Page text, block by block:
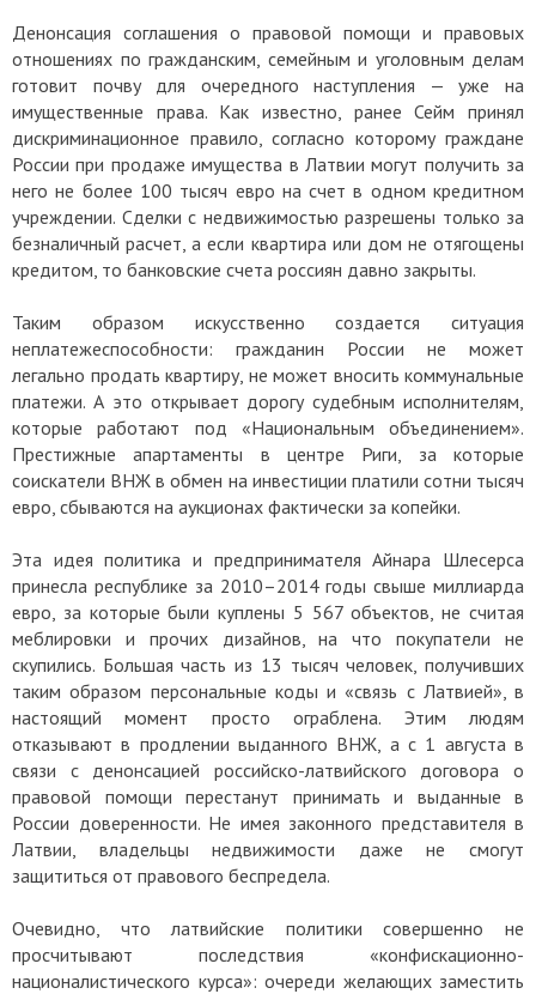
Денонсация соглашения о правовой помощи и правовых
отношениях по гражданским, семейным и уголовным делам
готовит почву для очередного наступления — уже на
имущественные права. Как известно, ранее Сейм принял
дискриминационное правило, согласно которому граждане
России при продаже имущества в Латвии могут получить за
него не более 100 тысяч евро на счет в одном кредитном
учреждении. Сделки с недвижимостью разрешены только за
безналичный расчет, а если квартира или дом не отягощены
кредитом, то банковские счета россиян давно закрыты.
Таким образом искусственно создается ситуация
неплатежеспособности: гражданин России не может
легально продать квартиру, не может вносить коммунальные
платежи. А это открывает дорогу судебным исполнителям,
которые работают под «Национальным объединением».
Престижные апартаменты в центре Риги, за которые
соискатели ВНЖ в обмен на инвестиции платили сотни тысяч
евро, сбываются на аукционах фактически за копейки.
Эта идея политика и предпринимателя Айнара Шлесерса
принесла республике за 2010–2014 годы свыше миллиарда
евро, за которые были куплены 5 567 объектов, не считая
меблировки и прочих дизайнов, на что покупатели не
скупились. Большая часть из 13 тысяч человек, получивших
таким образом персональные коды и «связь с Латвией», в
настоящий момент просто ограблена. Этим людям
отказывают в продлении выданного ВНЖ, а с 1 августа в
связи с денонсацией российско-латвийского договора о
правовой помощи перестанут принимать и выданные в
России доверенности. Не имея законного представителя в
Латвии, владельцы недвижимости даже не смогут
защититься от правового беспредела.
Очевидно, что латвийские политики совершенно не
просчитывают последствия «конфискационно-
националистического курса»: очереди желающих заместить